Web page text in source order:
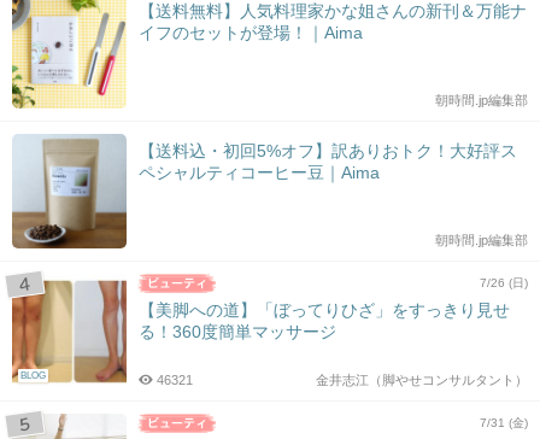
【送料無料】人気料理家かな姐さんの新刊＆万能ナ
イフのセットが登場！｜Aima
朝時間.jp編集部
【送料込・初回5%オフ】訳ありおトク！大好評ス
ペシャルティコーヒー豆｜Aima
朝時間.jp編集部
BLOG
7/26 (日)
【美脚への道】「ぼってりひざ」をすっきり見せ
る！360度簡単マッサージ
金井志江（脚やせコンサルタント）
46321
7/31 (金)